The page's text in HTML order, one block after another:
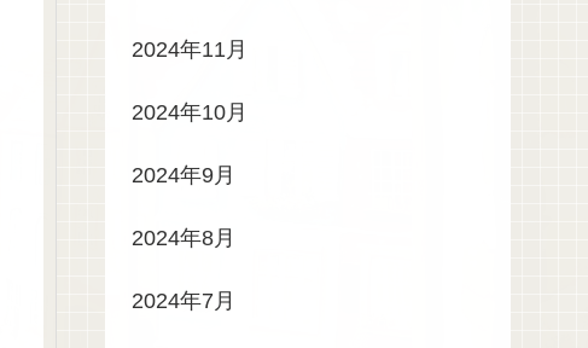
2024年11月
2024年10月
2024年9月
2024年8月
2024年7月